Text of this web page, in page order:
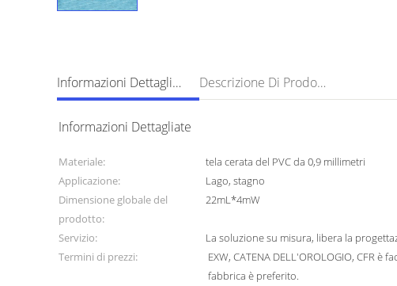
Informazioni Dettagliate Descrizione Di Prodotto
Informazioni Dettagliate
Materiale: tela cerata del PVC da 0,9 millimetri
Applicazione:
Lago, stagno
Dimensione globale del
prodotto:
22mL*4mW
Servizio: La soluzione su misura, libera la
Termini di prezzi:
EXW, CATENA DELL'OROLOGIO, CFR è
fabbrica è preferito.